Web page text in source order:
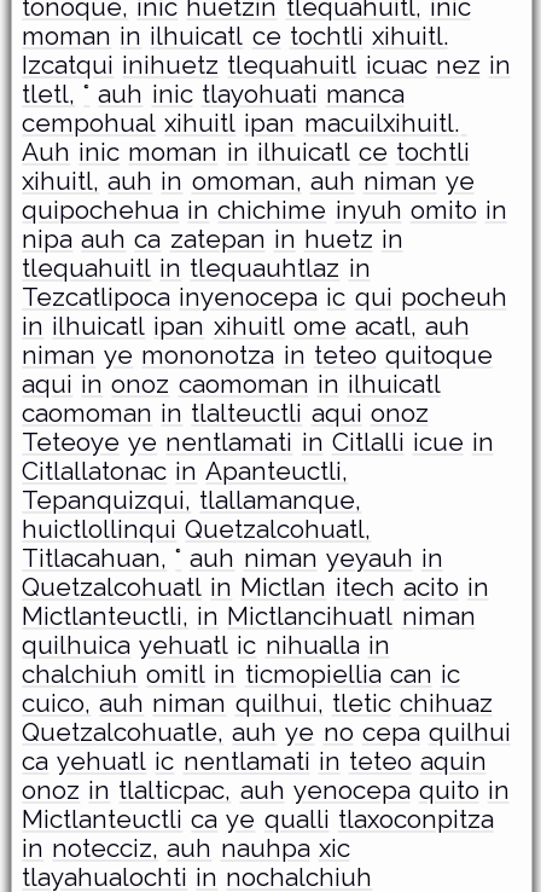
tonoque, inic huetzin tlequahuitl, inic
moman in ilhuicatl ce tochtli xihuitl.
Izcatqui inihuetz tlequahuitl icuac nez in
tletl, ° auh inic tlayohuati manca
cempohual xihuitl ipan macuilxihuitl.
Auh inic moman in ilhuicatl ce tochtli
xihuitl, auh in omoman, auh niman ye
quipochehua in chichime inyuh omito in
nipa auh ca zatepan in huetz in
tlequahuitl in tlequauhtlaz in
Tezcatlipoca inyenocepa ic qui pocheuh
in ilhuicatl ipan xihuitl ome acatl, auh
niman ye mononotza in teteo quitoque
aqui in onoz caomoman in ilhuicatl
caomoman in tlalteuctli aqui onoz
Teteoye ye nentlamati in Citlalli icue in
Citlallatonac in Apanteuctli,
Tepanquizqui, tlallamanque,
huictlollinqui Quetzalcohuatl,
Titlacahuan, ° auh niman yeyauh in
Quetzalcohuatl in Mictlan itech acito in
Mictlanteuctli, in Mictlancihuatl niman
quilhuica yehuatl ic nihualla in
chalchiuh omitl in ticmopiellia can ic
cuico, auh niman quilhui, tletic chihuaz
Quetzalcohuatle, auh ye no cepa quilhui
ca yehuatl ic nentlamati in teteo aquin
onoz in tlalticpac, auh yenocepa quito in
Mictlanteuctli ca ye qualli tlaxoconpitza
in notecciz, auh nauhpa xic
tlayahualochti in nochalchiuh